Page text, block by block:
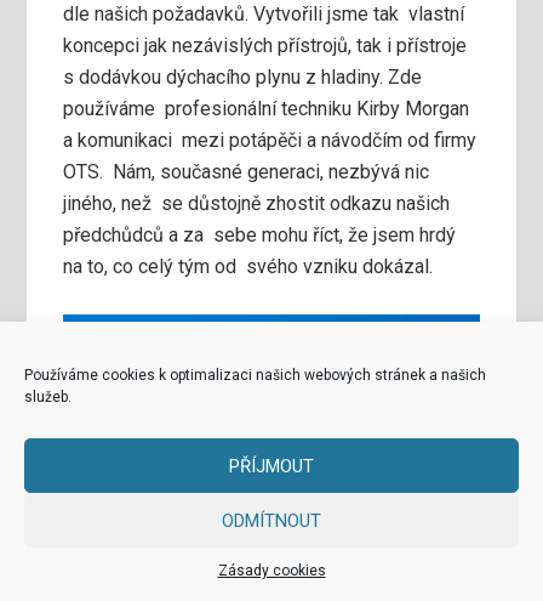
Používáme cookies k optimalizaci našich webových stránek a našich
služeb.
PŘÍJMOUT
ODMÍTNOUT
Zásady cookies
dle našich požadavků. Vytvořili jsme tak vlastní
koncepci jak nezávislých přístrojů, tak i přístroje
s dodávkou dýchacího plynu z hladiny. Zde
používáme profesionální techniku Kirby Morgan
a komunikaci mezi potápěči a návodčím od firmy
OTS. Nám, současné generaci, nezbývá nic
jiného, než se důstojně zhostit odkazu našich
předchůdců a za sebe mohu říct, že jsem hrdý
na to, co celý tým od svého vzniku dokázal.